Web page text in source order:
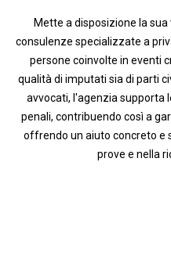
Mette a disposizione la
consulenze specializzate a
persone coinvolte in eventi
qualità di imputati sia di parti
avvocati, l'agenzia supporta
penali, contribuendo così a
offrendo un aiuto concreto e
prove e nella